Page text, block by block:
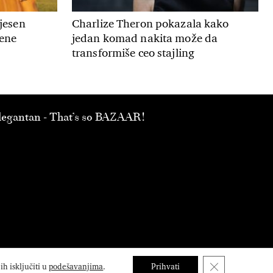
Charlize Theron pokazala kako
jedan komad nakita može da
transformiše ceo stajling
- That’s so BAZAAR!
.ih isključiti upodešavanjima. Prihvati Close GDPR